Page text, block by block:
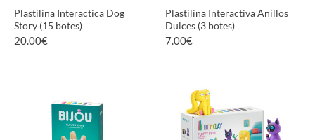
Plastilina Interactica Dog
Story (15 botes)
20.00€
Plastilina Interactiva Anillos
Dulces (3 botes)
7.00€
VER PRODUCTO